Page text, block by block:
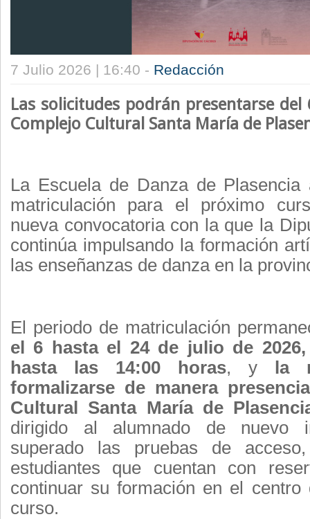
7 Julio 2026 | 16:40 - Redacción
Las solicitudes podrán presentarse
Complejo Cultural Santa María de
La Escuela de Danza de
matriculación para el próximo
nueva convocatoria con la que la
continúa impulsando la formación
las enseñanzas de danza en la
El periodo de matriculación
el 6 hasta el 24 de julio de
hasta las 14:00 horas, y
la
formalizarse de manera
Cultural Santa María de
dirigido al alumnado de nuevo
superado las pruebas de
estudiantes que cuentan con
continuar su formación en el centro
curso.